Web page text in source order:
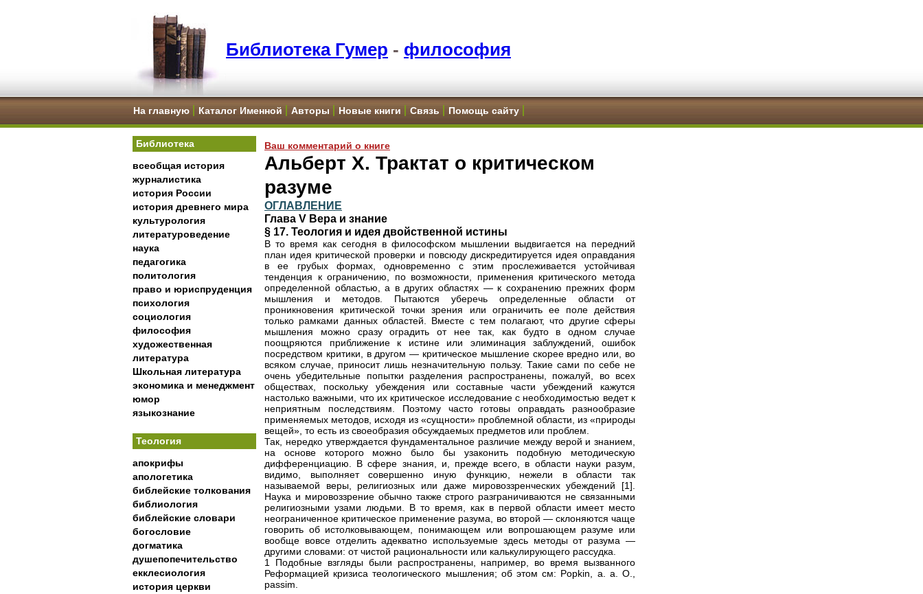
Библиотека Гумер - философия
На главную Каталог Именной Авторы Новые книги Связь Помощь сайту
Библиотека
всеобщая история
журналистика
история России
история древнего мира
культурология
литературоведение
наука
педагогика
политология
право и юриспруденция
психология
социология
философия
художественная
литература
Школьная литература
экономика и менеджмент
юмор
языкознание
Теология
апокрифы
апологетика
библейские толкования
библиология
библейские словари
богословие
догматика
душепопечительство
екклесиология
история церкви
Ваш комментарий о книге
Альберт Х. Трактат о критическом
разуме
ОГЛАВЛЕНИЕ
Глава V Вера и знание
§ 17. Теология и идея двойственной истины
В то время как сегодня в философском мышлении выдвигается на передний
план идея критической проверки и повсюду дискредитируется идея оправдания
в ее грубых формах, одновременно с этим прослеживается устойчивая
тенденция к ограничению, по возможности, применения критического метода
определенной областью, а в других областях — к сохранению прежних форм
мышления и методов. Пытаются уберечь определенные области от
проникновения критической точки зрения или ограничить ее поле действия
только рамками данных областей. Вместе с тем полагают, что другие сферы
мышления можно сразу оградить от нее так, как будто в одном случае
поощряются приближение к истине или элиминация заблуждений, ошибок
посредством критики, в другом — критическое мышление скорее вредно или, во
всяком случае, приносит лишь незначительную пользу. Такие сами по себе не
очень убедительные попытки разделения распространены, пожалуй, во всех
обществах, поскольку убеждения или составные части убеждений кажутся
настолько важными, что их критическое исследование с необходимостью ведет к
неприятным последствиям. Поэтому часто готовы оправдать разнообразие
применяемых методов, исходя из «сущности» проблемной области, из «природы
вещей», то есть из своеобразия обсуждаемых предметов или проблем.
Так, нередко утверждается фундаментальное различие между верой и знанием,
на основе которого можно было бы узаконить подобную методическую
дифференциацию. В сфере знания, и, прежде всего, в области науки разум,
видимо, выполняет совершенно иную функцию, нежели в области так
называемой веры, религиозных или даже мировоззренческих убеждений [1].
Наука и мировоззрение обычно также строго разграничиваются не связанными
религиозными узами людьми. В то время, как в первой области имеет место
неограниченное критическое применение разума, во второй — склоняются чаще
говорить об истолковывающем, понимающем или вопрошающем разуме или
вообще вовсе отделить адекватно используемые здесь методы от разума —
другими словами: от чистой рациональности или калькулирующего рассудка.
1 Подобные взгляды были распространены, например, во время вызванного
Реформацией кризиса теологического мышления; об этом см: Popkin, а. а. О.,
passim.